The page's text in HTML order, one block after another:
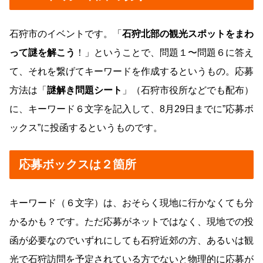
石狩市のイベントです。「 石狩北部の観光スポットをまわ
って謎を解こう ！」ということで、問題１〜問題６に答え
て、それを繋げてキーワードを作成するというもの。応募
方法は「 謎解き問題シート 」（石狩市役所などでも配布）
に、キーワード６文字を記入して、8月29日までに”応募ボ
ックス”に投函するというものです。
応募ボックスは２箇所
キーワード（６文字）は、おそらく現地に行かなくても分
かるかも？です。ただ応募がネットではなく、現地での投
函が必要なのでいずれにしても石狩近郊の方、あるいは観
光で石狩訪問を予定されている方でないと物理的に応募が